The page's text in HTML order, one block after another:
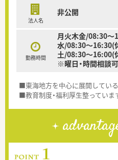
法人名
非公開
勤務時間
月火木金/08:30～
水/08:30～16:30(
土/08:30～16:00(
※曜日・時間相談
■東海地方を中心に展開している
■教育制度・福利厚生整っていま